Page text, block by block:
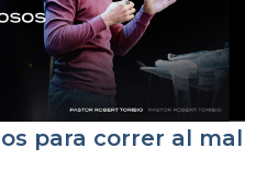
para correr al mal